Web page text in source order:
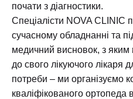
МРТ променево-
суглоба/пара
МРТ колінний +
ступневий суглоби однієї
кінцівки
почати з діагностики.
Спеціалісти NOVA CLINIC
сучасному обладнанні та
медичний висновок, з
до свого лікуючого лікаря
потреби – ми організуємо
кваліфікованого